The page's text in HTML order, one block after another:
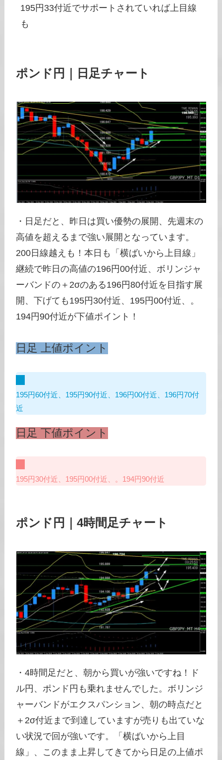
195円33付近でサポートされていれば上目線
も
ポンド円｜日足チャート
・日足だと、昨日は買い優勢の展開、先週末の
高値を超えるまで強い展開となっています。
200日線越えも！本日も「横ばいから上目線」
継続で昨日の高値の196円00付近、ボリンジャ
ーバンドの＋2σのある196円80付近を目指す展
開、下げても195円30付近、195円00付近、。
194円90付近が下値ポイント！
日足 上値ポイント
195円60付近、195円90付近、196円00付近、196円70付
近
日足 下値ポイント
195円30付近、195円00付近、。194円90付近
ポンド円｜4時間足チャート
・4時間足だと、朝から買いが強いですね！ド
ル円、ポンド円も乗れませんでした。ボリンジ
ャーバンドがエクスパンション、朝の時点だと
＋2σ付近まで到達していますが売りも出ていな
い状況で回が強いです。「横ばいから上目
線」、このまま上昇してきてから日足の上値ポ